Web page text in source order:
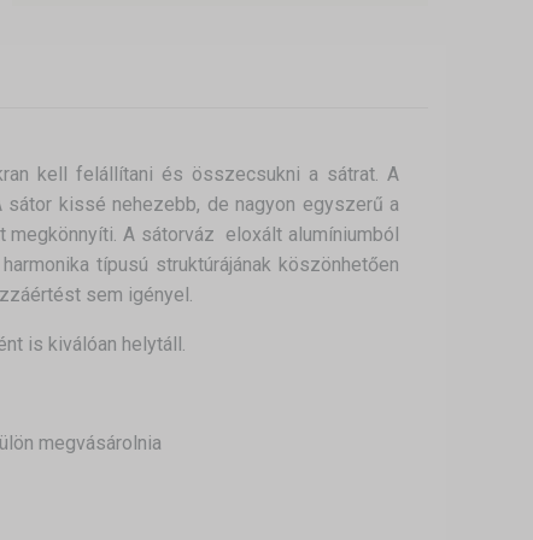
kell felállítani és összecsukni a sátrat. A
kissé nehezebb, de nagyon egyszerű a
A sátorváz eloxált alumíniumból
típusú struktúrájának köszönhetően
sem igényel.
is kiválóan helytáll.
megvásárolnia